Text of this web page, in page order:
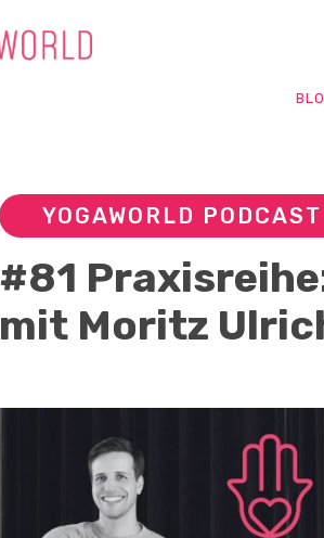
YOGAWORLD PODCAST
#81
mit Moritz